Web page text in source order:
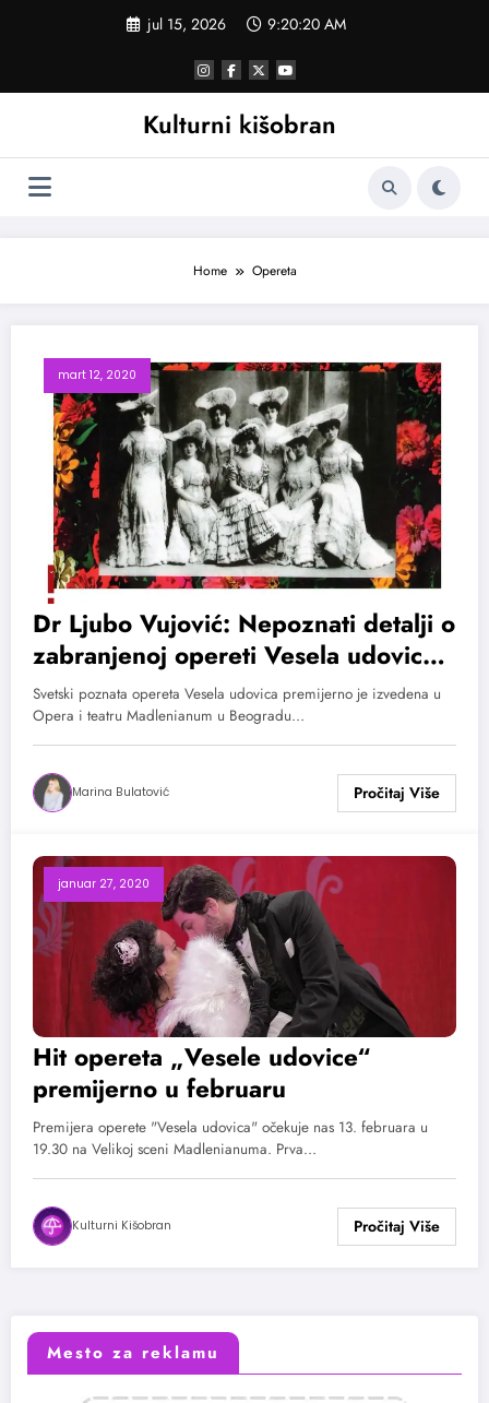
jul 15, 2026 9:20:20 AM
Kulturni kišobran
Home Opereta
mart 12, 2020
Dr Ljubo Vujović: Nepoznati detalji o
zabranjenoj opereti Vesela udovica
u Crnoj Gori
Svetski poznata opereta Vesela udovica premijerno je izvedena u
Opera i teatru Madlenianum u Beogradu…
Marina Bulatović
januar 27, 2020
Hit opereta „Vesele udovice“
premijerno u februaru
Premijera operete "Vesela udovica" očekuje nas 13. februara u
19.30 na Velikoj sceni Madlenianuma. Prva…
Kulturni Kišobran
Mesto za reklamu